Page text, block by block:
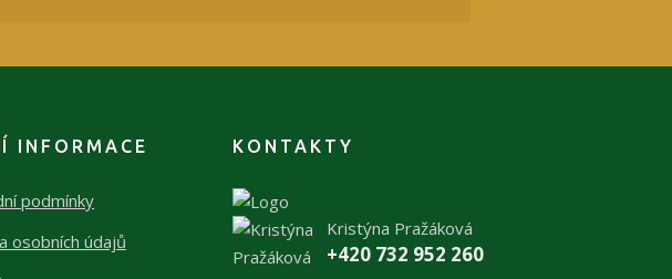
INFORMACE
podmínky
osobních údajů
KONTAKTY
Kristýna Pražáková
+420 732 952 260